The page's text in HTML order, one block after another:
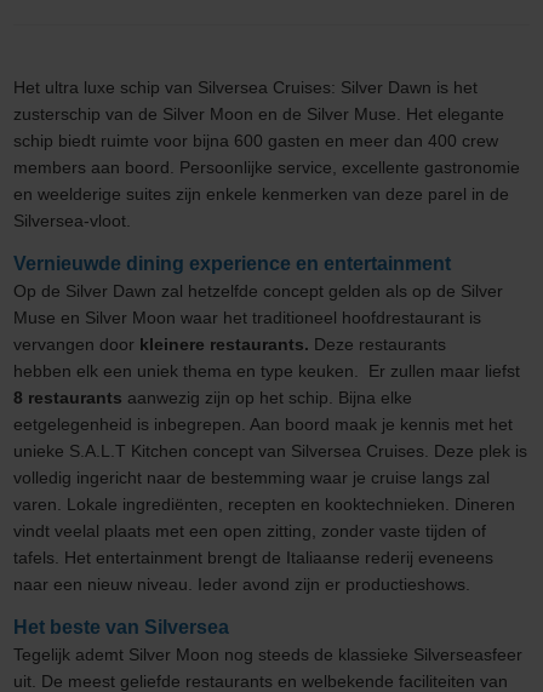
Het ultra luxe schip van Silversea Cruises: Silver Dawn is het
zusterschip van de Silver Moon en de Silver Muse. Het elegante
schip biedt ruimte voor bijna 600 gasten en meer dan 400 crew
members aan boord. Persoonlijke service, excellente gastronomie
en weelderige suites zijn enkele kenmerken van deze parel in de
Silversea-vloot.
Vernieuwde dining experience en entertainment
Op de Silver Dawn zal hetzelfde concept gelden als op de Silver
Muse en Silver Moon waar het traditioneel hoofdrestaurant is
vervangen door kleinere restaurants. Deze restaurants
hebben elk een uniek thema en type keuken. Er zullen maar liefst
8 restaurants aanwezig zijn op het schip. Bijna elke
eetgelegenheid is inbegrepen. Aan boord maak je kennis met het
unieke S.A.L.T Kitchen concept van Silversea Cruises. Deze plek is
volledig ingericht naar de bestemming waar je cruise langs zal
varen. Lokale ingrediënten, recepten en kooktechnieken. Dineren
vindt veelal plaats met een open zitting, zonder vaste tijden of
tafels. Het entertainment brengt de Italiaanse rederij eveneens
naar een nieuw niveau. Ieder avond zijn er productieshows.
Het beste van Silversea
Tegelijk ademt Silver Moon nog steeds de klassieke Silverseasfeer
uit. De meest geliefde restaurants en welbekende faciliteiten van